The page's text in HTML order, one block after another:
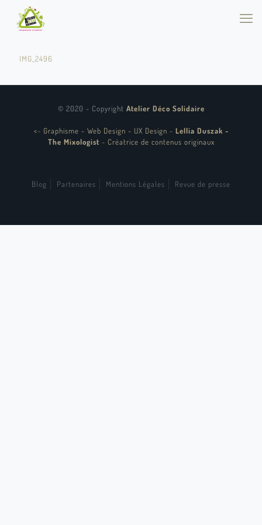
IMG_2496
© 2020 - Copyright Atelier Déco Solidaire
<- Graphisme - Web Design - UX Design - Lellia Duszak -
The Mixologist - Créatrice de contenus originaux
Blog Partenaires Mentions Légales Revue de presse